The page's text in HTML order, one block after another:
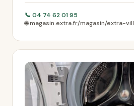
📞 04 74 62 01 95
🌐 magasin.extra.fr/magasin/extra-vill